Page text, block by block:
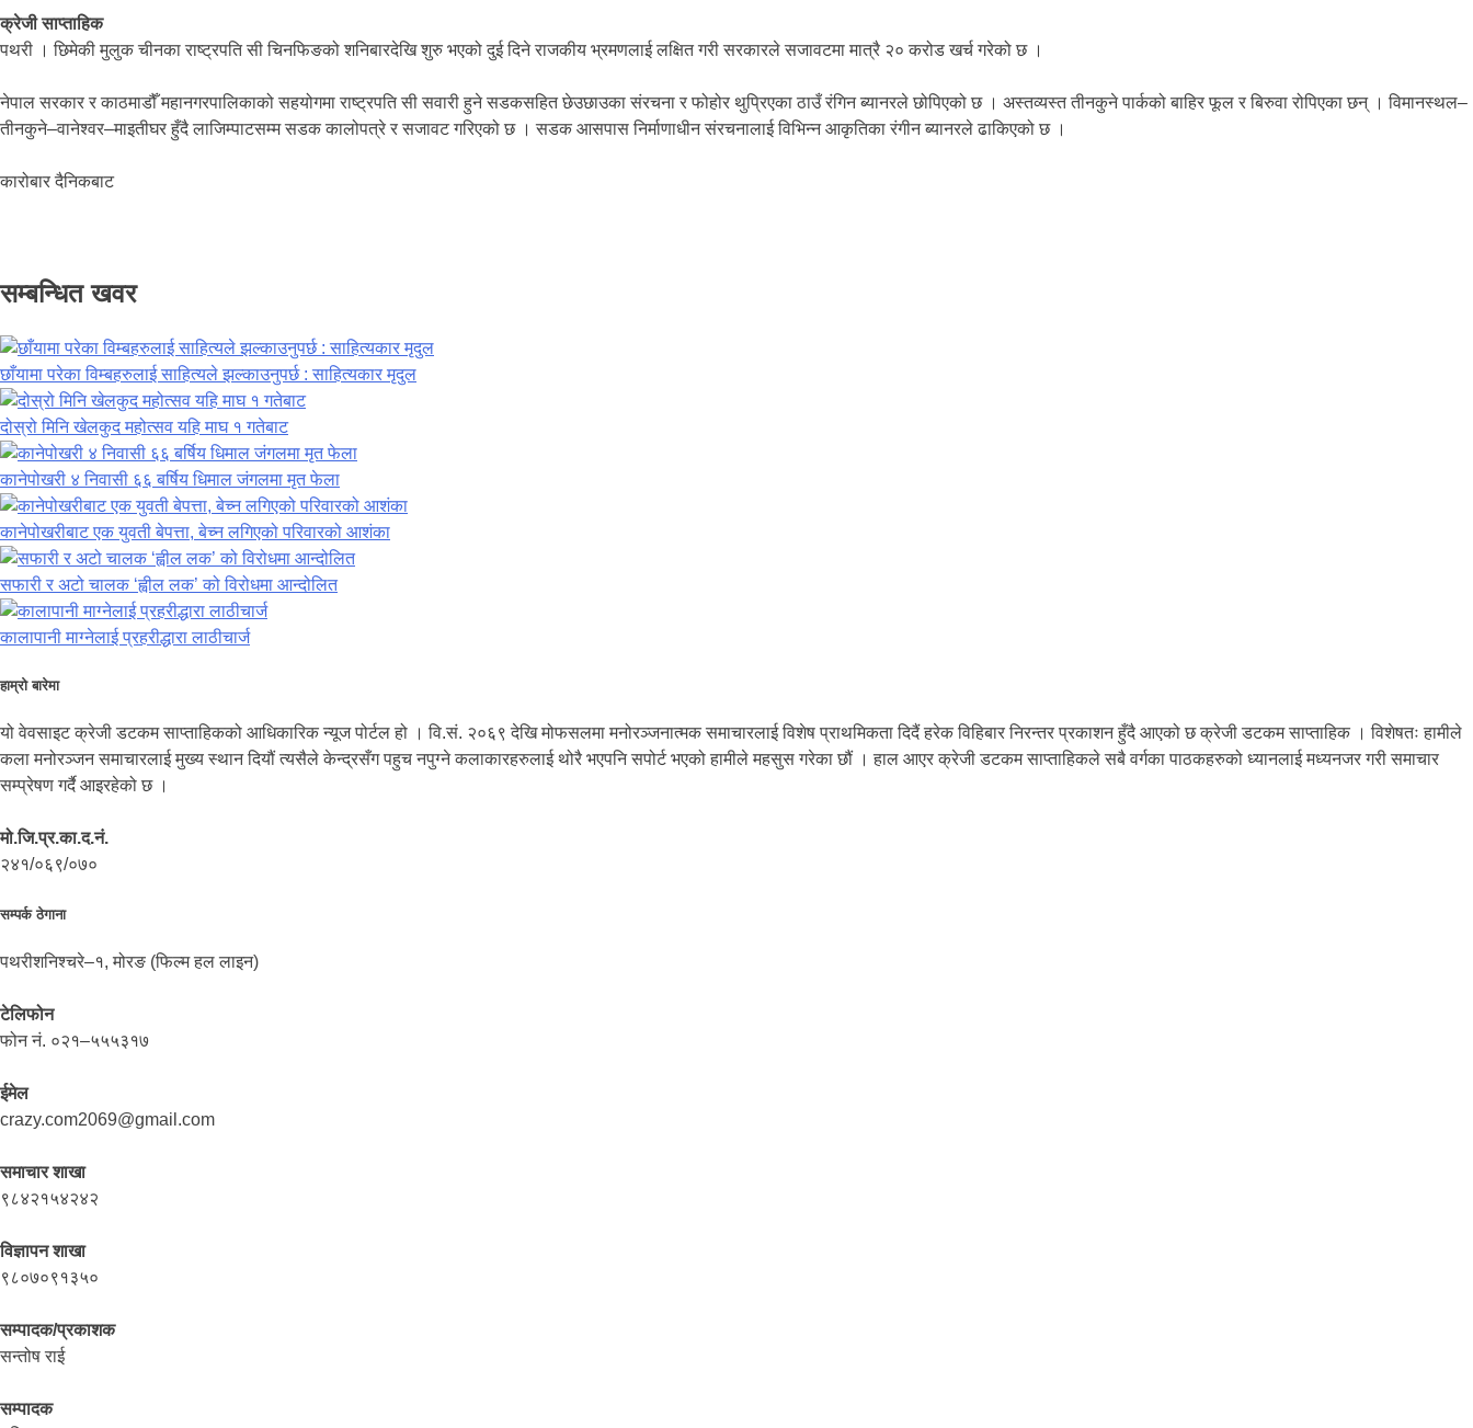
क्रेजी साप्ताहिक
पथरी । छिमेकी मुलुक चीनका राष्ट्रपति सी चिनफिङको शनिबारदेखि शुरु भएको दुई दिने राजकीय भ्रमणलाई लक्षित गरी सरकारले सजावटमा मात्रै २० करोड खर्च गरेको छ ।
नेपाल सरकार र काठमाडौँ महानगरपालिकाको सहयोगमा राष्ट्रपति सी सवारी हुने सडकसहित छेउछाउका संरचना र फोहोर थुप्रिएका ठाउँ रंगिन ब्यानरले छोपिएको छ । अस्तव्यस्त तीनकुने पार्कको बाहिर फूल र बिरुवा रोपिएका छन् । विमानस्थल–
तीनकुने–वानेश्वर–माइतीघर हुँदै लाजिम्पाटसम्म सडक कालोपत्रे र सजावट गरिएको छ । सडक आसपास निर्माणाधीन संरचनालाई विभिन्न आकृतिका रंगीन ब्यानरले ढाकिएको छ ।
कारोबार दैनिकबाट
सम्बन्धित खवर
छाँयामा परेका विम्बहरुलाई साहित्यले झल्काउनुपर्छ : साहित्यकार मृदुल
दोस्रो मिनि खेलकुद महोत्सव यहि माघ १ गतेबाट
कानेपोखरी ४ निवासी ६६ बर्षिय धिमाल जंगलमा मृत फेला
कानेपोखरीबाट एक युवती बेपत्ता, बेच्न लगिएको परिवारको आशंका
सफारी र अटो चालक ‘ह्वील लक’ को विरोधमा आन्दोलित
कालापानी माग्नेलाई प्रहरीद्धारा लाठीचार्ज
हाम्रो बारेमा
यो वेवसाइट क्रेजी डटकम साप्ताहिकको आधिकारिक न्यूज पोर्टल हो । वि.सं. २०६९ देखि मोफसलमा मनोरञ्जनात्मक समाचारलाई विशेष प्राथमिकता दिदैं हरेक विहिबार निरन्तर प्रकाशन हुँदै आएको छ क्रेजी डटकम साप्ताहिक । विशेषतः हामीले
कला मनोरञ्जन समाचारलाई मुख्य स्थान दियौं त्यसैले केन्द्रसँग पहुच नपुग्ने कलाकारहरुलाई थोरै भएपनि सपोर्ट भएको हामीले महसुस गरेका छौं । हाल आएर क्रेजी डटकम साप्ताहिकले सबै वर्गका पाठकहरुको ध्यानलाई मध्यनजर गरी समाचार
सम्प्रेषण गर्दै आइरहेको छ ।
मो.जि.प्र.का.द.नं.
२४१/०६९/०७०
सम्पर्क ठेगाना
पथरीशनिश्चरे–१, मोरङ (फिल्म हल लाइन)
टेलिफोन
फोन नं. ०२१–५५५३१७
ईमेल
crazy.com2069@gmail.com
समाचार शाखा
९८४२१५४२४२
विज्ञापन शाखा
९८०७०९१३५०
सम्पादक/प्रकाशक
सन्तोष राई
सम्पादक